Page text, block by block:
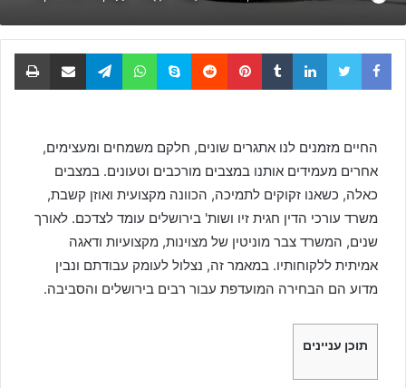
Facebook
Twitter
LinkedIn
Tumblr
Pinterest
Reddit
Skype
WhatsApp
Telegram שתף באמצעות דוא
החיים מזמנים לנו אתגרים שונים, חלקם משמחים ומעצימים,
אחרים מעמידים אותנו במצבים מורכבים וטעונים. במצבים
כאלה, כשאנו זקוקים לתמיכה, הכוונה מקצועית ואוזן קשבת,
משרד עורכי הדין חגית זיו ושות' בירושלים עומד לצדכם. לאורך
שנים, המשרד צבר מוניטין של מצוינות, מקצועיות ודאגה
אמיתית ללקוחותיו. במאמר זה, נצלול לעומק עבודתם ונבין
מדוע הם הבחירה המועדפת עבור רבים בירושלים והסביבה.
תוכן עניינים